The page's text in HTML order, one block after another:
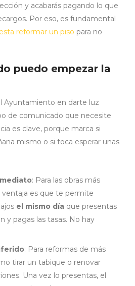
y acabarás pagando lo que
Por eso, es fundamental
reformar un piso para no
puedo empezar la
Ayuntamiento en darte luz
de comunicado que necesite
es clave, porque marca si
mismo o si toca esperar unas
: Para las obras más
ventaja es que te permite
el mismo día que presentas
y pagas las tasas. No hay
: Para reformas de más
tirar un tabique o renovar
Una vez lo presentas, el